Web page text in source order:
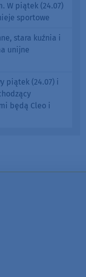
W piątek (24.07)
sportowe
stara kuźnia i
unijne
piątek (24.07) i
będą Cleo i